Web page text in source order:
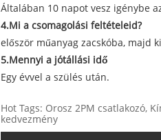
Általában 10 napot vesz igénybe
4.Mi a csomagolási feltételeid?
először műanyag zacskóba, majd
5.Mennyi a jótállási idő
Egy évvel a szülés után.
Hot Tags: Orosz 2PM csatlakozó,
kedvezmény